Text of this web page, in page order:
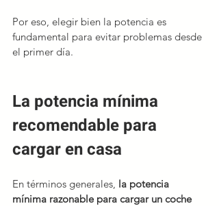
Por eso, elegir bien la potencia es
fundamental para evitar problemas desde
el primer día.
La potencia mínima
recomendable para
cargar en casa
En términos generales, la potencia
mínima razonable para cargar un coche